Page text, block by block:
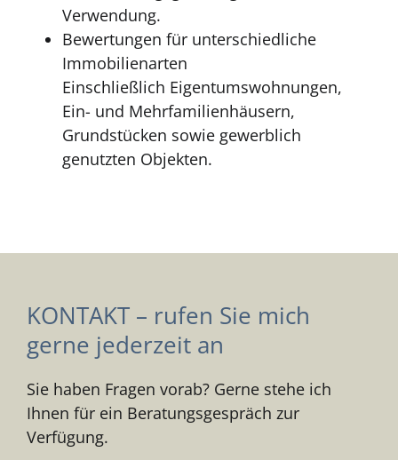
Verwendung.
Bewertungen für unterschiedliche
Immobilienarten
Einschließlich Eigentumswohnungen,
Ein- und Mehrfamilienhäusern,
Grundstücken sowie gewerblich
genutzten Objekten.
KONTAKT – rufen Sie mich
gerne jederzeit an
Sie haben Fragen vorab? Gerne stehe ich
Ihnen für ein Beratungsgespräch zur
Verfügung.